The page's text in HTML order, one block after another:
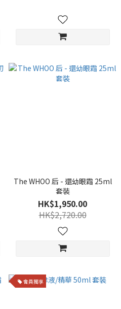
The WHOO 后 - 還幼眼霜 25ml
套裝
HK$1,950.00
HK$2,720.00
會員獨享